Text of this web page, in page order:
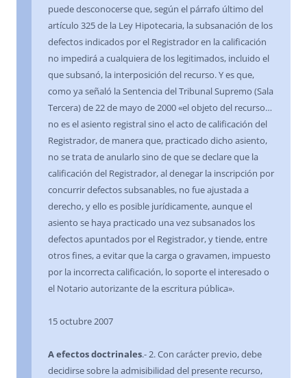
puede desconocerse que, según el párrafo último del
artículo 325 de la Ley Hipotecaria, la subsanación de los
defectos indicados por el Registrador en la calificación
no impedirá a cualquiera de los legitimados, incluido el
que subsanó, la interposición del recurso. Y es que,
como ya señaló la Sentencia del Tribunal Supremo (Sala
Tercera) de 22 de mayo de 2000 «el objeto del recurso…
no es el asiento registral sino el acto de calificación del
Registrador, de manera que, practicado dicho asiento,
no se trata de anularlo sino de que se declare que la
calificación del Registrador, al denegar la inscripción por
concurrir defectos subsanables, no fue ajustada a
derecho, y ello es posible jurídicamente, aunque el
asiento se haya practicado una vez subsanados los
defectos apuntados por el Registrador, y tiende, entre
otros fines, a evitar que la carga o gravamen, impuesto
por la incorrecta calificación, lo soporte el interesado o
el Notario autorizante de la escritura pública».
15 octubre 2007
A efectos doctrinales.- 2. Con carácter previo, debe
decidirse sobre la admisibilidad del presente recurso,